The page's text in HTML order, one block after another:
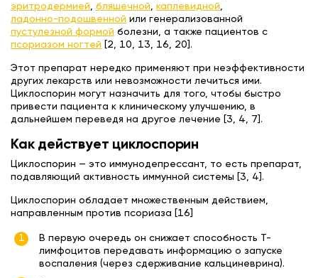
эритродермией, бляшечной, каплевидной,
ладонно-подошвенной или генерализованной
пустулезной формой болезни, а также пациентов с
псориазом ногтей [2, 10, 13, 16, 20].
Этот препарат нередко применяют при неэффективности
других лекарств или невозможности лечиться ими.
Циклоспорин могут назначить для того, чтобы быстро
привести пациента к клиническому улучшению, в
дальнейшем переведя на другое лечение [3, 4, 7].
Как действует циклоспорин
Циклоспорин — это иммунодепрессант, то есть препарат,
подавляющий активность иммунной системы [3, 4].
Циклоспорин обладает множественным действием,
направленным против псориаза [16]
В первую очередь он снижает способность T-
лимфоцитов передавать информацию о запуске
воспаления (через сдерживание кальциневрина).